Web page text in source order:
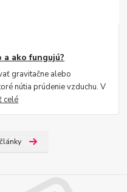
ako fungujú?
gravitačne alebo
nútia prúdenie vzduchu. V
celé